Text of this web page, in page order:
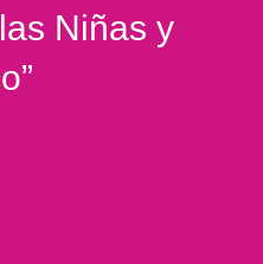
Niñas y